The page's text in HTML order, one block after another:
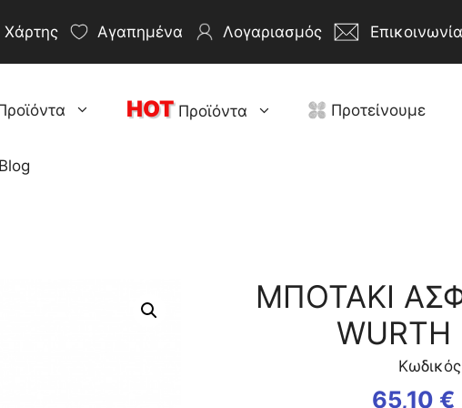
Χάρτης Αγαπημένα Λογαριασμός Επικοινωνία
HOTΠροϊόντα Προτείνουμε
Blog
ΜΠΟΤΑΚΙ
65,10 €